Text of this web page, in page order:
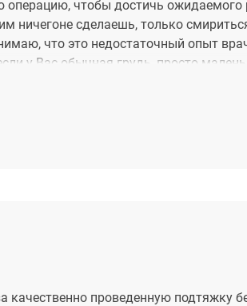
чтобы достичь ожидаемого
ничегоне сделаешь, только
что это недостаточный опыт
у Вас обычная грудь, просто
учитывать при планировании
идеала! И конечно же найти
качественно проведенную подтяжку